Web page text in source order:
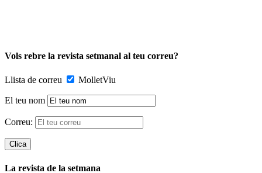
Vols rebre la revista setmanal al teu correu?
Llista de correu MolletViu
El teu nom
Correu:
La revista de la setmana